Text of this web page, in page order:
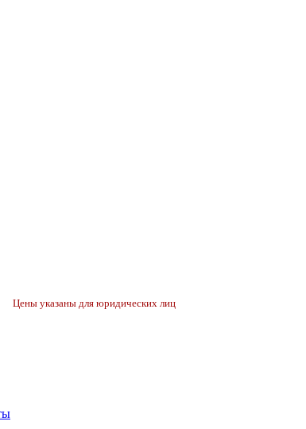
Цены указаны для юридических лиц